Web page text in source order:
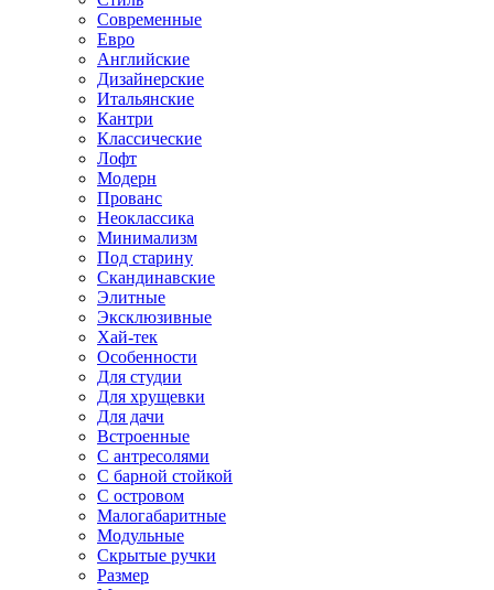
Современные
Евро
Английские
Дизайнерские
Итальянские
Кантри
Классические
Лофт
Модерн
Прованс
Неоклассика
Минимализм
Под старину
Скандинавские
Элитные
Эксклюзивные
Хай-тек
Особенности
Для студии
Для хрущевки
Для дачи
Встроенные
С антресолями
С барной стойкой
С островом
Малогабаритные
Модульные
Скрытые ручки
Размер